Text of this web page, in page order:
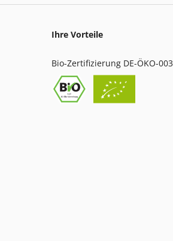
Ihre Vorteile
Bio-Zertifizierung DE-ÖKO-003